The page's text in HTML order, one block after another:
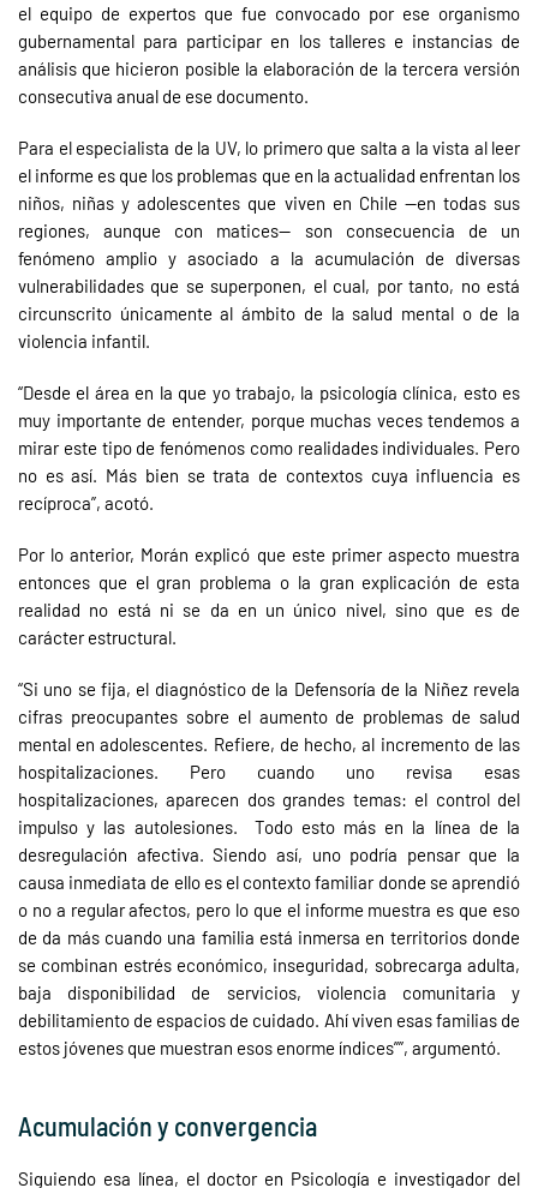
el equipo de expertos que fue convocado por ese organismo
gubernamental para participar en los talleres e instancias de
análisis que hicieron posible la elaboración de la tercera versión
consecutiva anual de ese documento.
Para el especialista de la UV, lo primero que salta a la vista al leer
el informe es que los problemas que en la actualidad enfrentan los
niños, niñas y adolescentes que viven en Chile —en todas sus
regiones, aunque con matices— son consecuencia de un
fenómeno amplio y asociado a la acumulación de diversas
vulnerabilidades que se superponen, el cual, por tanto, no está
circunscrito únicamente al ámbito de la salud mental o de la
violencia infantil.
“Desde el área en la que yo trabajo, la psicología clínica, esto es
muy importante de entender, porque muchas veces tendemos a
mirar este tipo de fenómenos como realidades individuales. Pero
no es así. Más bien se trata de contextos cuya influencia es
recíproca”, acotó.
Por lo anterior, Morán explicó que este primer aspecto muestra
entonces que el gran problema o la gran explicación de esta
realidad no está ni se da en un único nivel, sino que es de
carácter estructural.
“Si uno se fija, el diagnóstico de la Defensoría de la Niñez revela
cifras preocupantes sobre el aumento de problemas de salud
mental en adolescentes. Refiere, de hecho, al incremento de las
hospitalizaciones. Pero cuando uno revisa esas
hospitalizaciones, aparecen dos grandes temas: el control del
impulso y las autolesiones. Todo esto más en la línea de la
desregulación afectiva. Siendo así, uno podría pensar que la
causa inmediata de ello es el contexto familiar donde se aprendió
o no a regular afectos, pero lo que el informe muestra es que eso
de da más cuando una familia está inmersa en territorios donde
se combinan estrés económico, inseguridad, sobrecarga adulta,
baja disponibilidad de servicios, violencia comunitaria y
debilitamiento de espacios de cuidado. Ahí viven esas familias de
estos jóvenes que muestran esos enorme índices””, argumentó.
Acumulación y convergencia
Siguiendo esa línea, el doctor en Psicología e investigador del